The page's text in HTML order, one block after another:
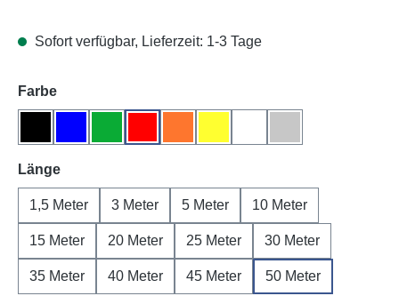
Sofort verfügbar, Lieferzeit: 1-3 Tage
Farbeauswählen
Längeauswählen
1,5 Meter 3 Meter 5 Meter 10 Meter
15 Meter 20 Meter 25 Meter 30 Meter
35 Meter 40 Meter 45 Meter 50 Meter